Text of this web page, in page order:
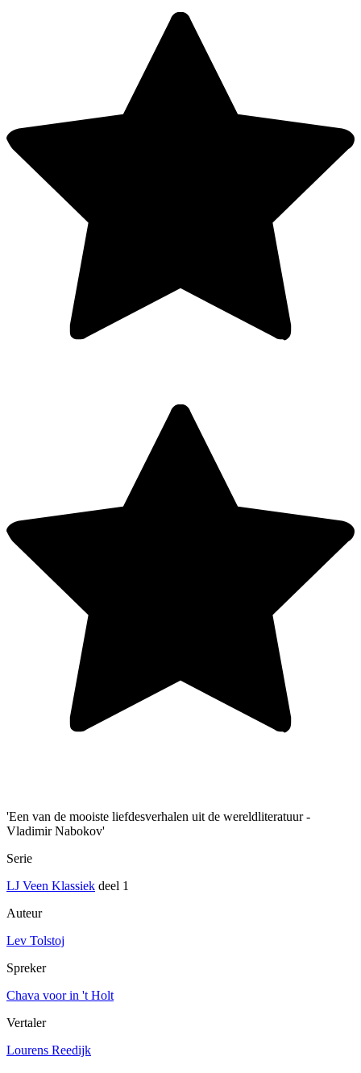
'Een van de mooiste liefdesverhalen uit de wereldliteratuur -
Vladimir Nabokov'
Serie
LJ Veen Klassiek deel 1
Auteur
Lev Tolstoj
Spreker
Chava voor in 't Holt
Vertaler
Lourens Reedijk